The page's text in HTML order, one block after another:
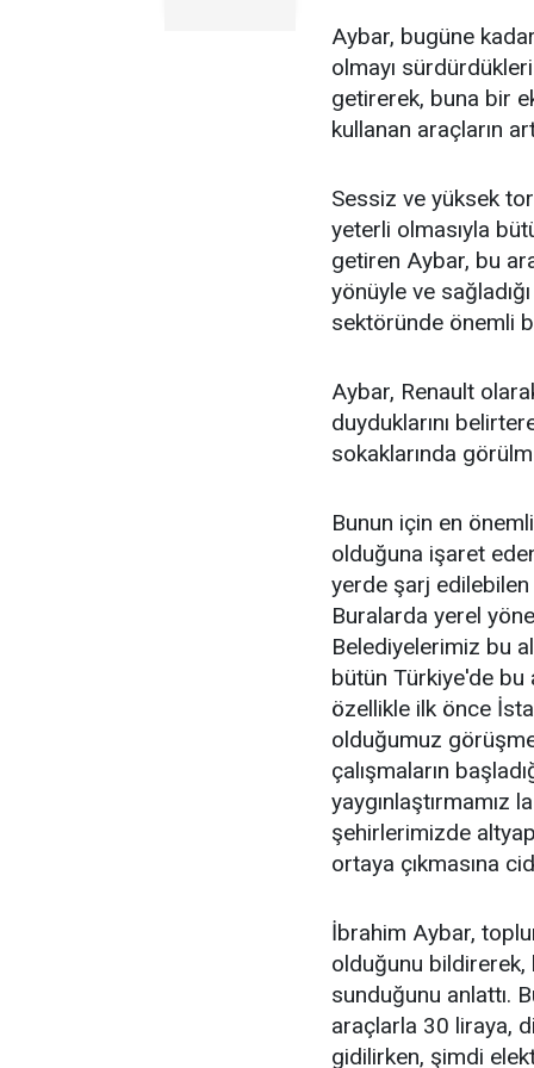
Aybar, bugüne
olmayı
getirerek, buna bir
kullanan araçların
Sessiz ve yüksek
yeterli olmasıyla
getiren Aybar, bu
yönüyle ve
sektöründe önemli
Aybar, Renault
duyduklarını
sokaklarında
Bunun için en önemli
olduğuna işaret
yerde şarj
Buralarda yerel
Belediyelerimiz bu
bütün Türkiye'de bu
özellikle ilk önce
olduğumuz
çalışmaların
yaygınlaştırmamız
şehirlerimizde
ortaya çıkmasına
İbrahim Aybar,
olduğunu bildirerek,
sunduğunu anlattı.
araçlarla 30 liraya,
gidilirken, şimdi